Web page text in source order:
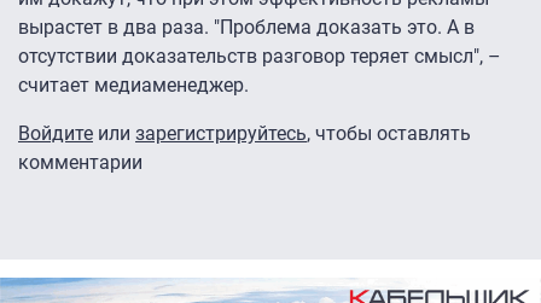
вырастет в два раза. "Проблема доказать это. А в
отсутствии доказательств разговор теряет смысл", –
считает медиаменеджер.
Войдите или зарегистрируйтесь, чтобы оставлять
комментарии